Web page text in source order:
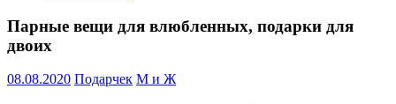
Парные вещи для влюбленных, подарки для
двоих
08.08.2020 Подарчек М и Ж